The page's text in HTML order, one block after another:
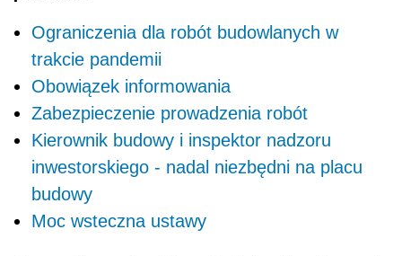
Ograniczenia dla robót budowlanych w
trakcie pandemii
Obowiązek informowania
Zabezpieczenie prowadzenia robót
Kierownik budowy i inspektor nadzoru
inwestorskiego - nadal niezbędni na placu
budowy
Moc wsteczna ustawy